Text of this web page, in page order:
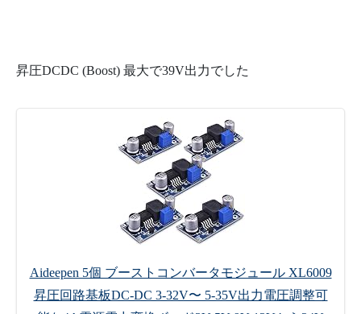
昇圧DCDC (Boost) 最大で39V出力でした
Aideepen 5個 ブーストコンバータモジュール XL6009
昇圧回路基板DC-DC 3-32V〜 5-35V出力電圧調整可